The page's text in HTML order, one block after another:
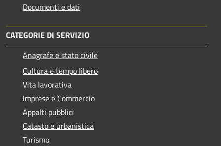
Documenti e dati
CATEGORIE DI SERVIZIO
Anagrafe e stato civile
Cultura e tempo libero
Vita lavorativa
Imprese e Commercio
Appalti pubblici
Catasto e urbanistica
Turismo